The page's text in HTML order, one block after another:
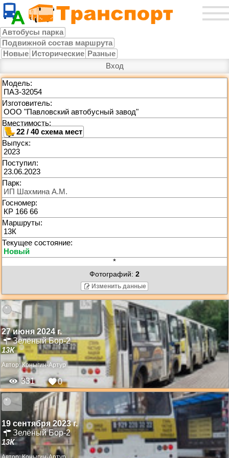
Автобусы парка
Подвижной состав маршрута
Новые Исторические Разные
Вход
Модель:
ПАЗ-32054
Изготовитель:
ООО "Павловский автобусный завод"
Вместимость:
22 / 40
Выпуск:
2023
Поступил:
23.06.2023
Парк:
ИП Шахмина А.М.
Госномер:
КР 166 66
Маршруты:
13К
*
Фотографий: 2
Изменить данные
27 июня 2024 г.
Зелёный Бор-2
13К
Автор:Коныгин-Артур
331 0
19 сентября 2023 г.
Зелёный Бор-2
13К